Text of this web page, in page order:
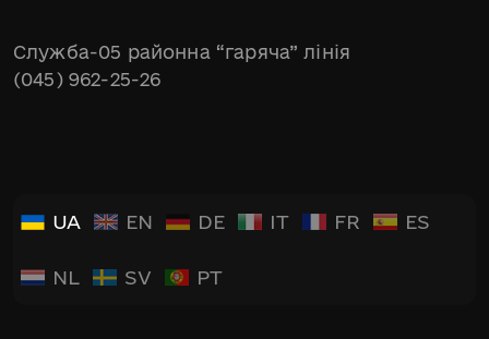
Служба-05 районна “гаряча” лінія
(045) 962-25-26
UA EN DE IT FR ES
NL SV PT